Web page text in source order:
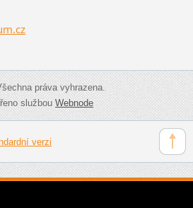
z
práva vyhrazena.
službouWebnode
verzi